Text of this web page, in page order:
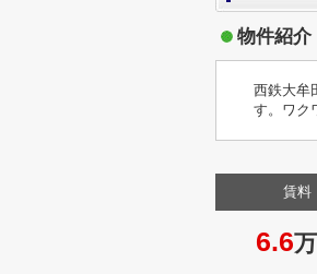
物件紹介
西鉄大牟
す。ワク
賃料
6.6